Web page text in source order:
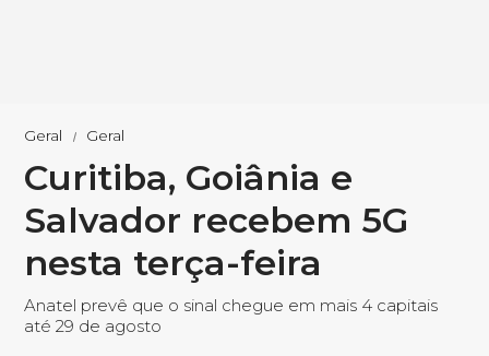
Geral Geral
Curitiba, Goiânia e
Salvador recebem 5G
nesta terça-feira
Anatel prevê que o sinal chegue em mais 4 capitais
até 29 de agosto